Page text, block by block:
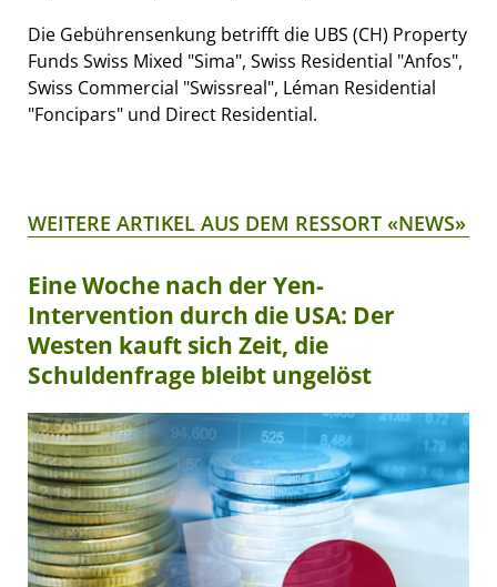
Die Gebührensenkung betrifft die UBS (CH) Property
Funds Swiss Mixed "Sima", Swiss Residential "Anfos",
Swiss Commercial "Swissreal", Léman Residential
"Foncipars" und Direct Residential.
WEITERE ARTIKEL AUS DEM RESSORT «NEWS»
Eine Woche nach der Yen-
Intervention durch die USA: Der
Westen kauft sich Zeit, die
Schuldenfrage bleibt ungelöst